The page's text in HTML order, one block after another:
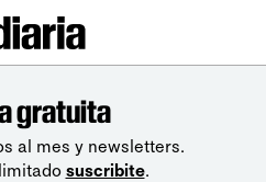
gratuita
al mes y newsletters.
suscribite.